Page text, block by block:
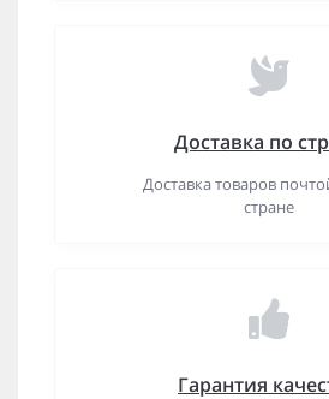
Доставка по
Доставка товаров
стране
Гарантия